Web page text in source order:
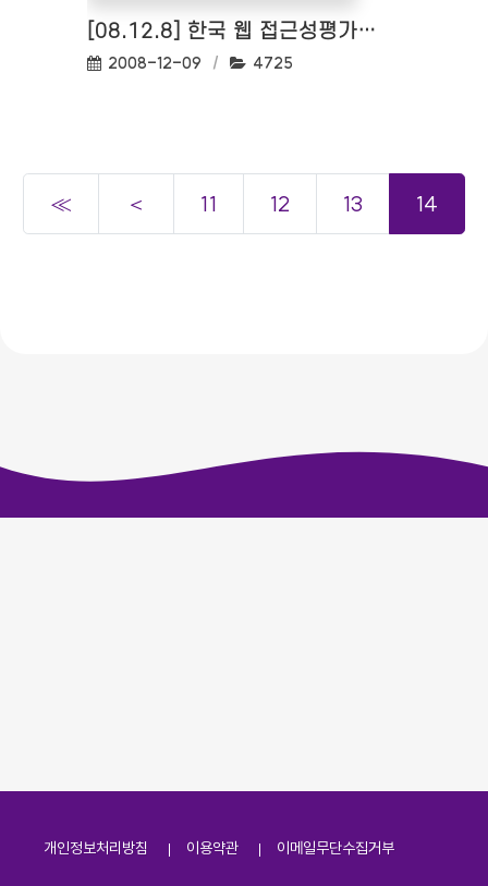
[08.12.8] 한국 웹 접근성평가센터 개소식
작성일:
2008-12-09 조회수:
4725
≪ ＜ 11 12 13 14
개인정보처리방침 이용약관 이메일무단수집거부